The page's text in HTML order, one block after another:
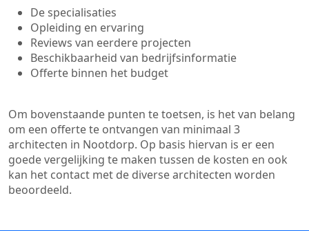
De specialisaties
Opleiding en ervaring
Reviews van eerdere projecten
Beschikbaarheid van bedrijfsinformatie
Offerte binnen het budget
Om bovenstaande punten te toetsen, is het van belang
om een offerte te ontvangen van minimaal 3
architecten in Nootdorp. Op basis hiervan is er een
goede vergelijking te maken tussen de kosten en ook
kan het contact met de diverse architecten worden
beoordeeld.